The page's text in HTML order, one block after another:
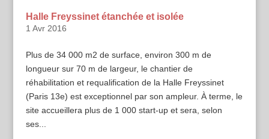
Halle Freyssinet étanchée et isolée
1 Avr 2016
Plus de 34 000 m2 de surface, environ 300 m de
longueur sur 70 m de largeur, le chantier de
réhabilitation et requalification de la Halle Freyssinet
(Paris 13e) est exceptionnel par son ampleur. À terme, le
site accueillera plus de 1 000 start-up et sera, selon
ses...